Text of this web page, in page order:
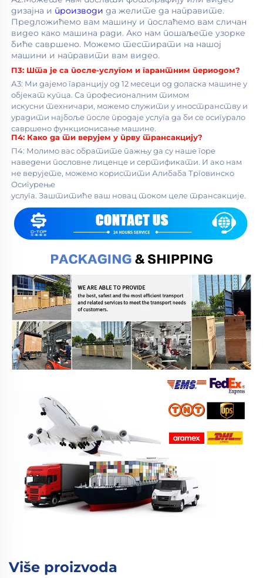
дизајна и производи да желите да направите.
Предложићемо вам машину и послаћемо вам сличан
видео како машина ради. Ако нам пошаљете узорке
биће савршено. Можемо тестирати на нашој
машини и направити вам видео.
П3: Шта је са после-услугом и гарантним периодом?
А3: Ми дајемо гаранцију од 12 месеци од доласка машине у
објекат купца. Са професионалним тимом
искусни техничари, можемо служити у иностранству и
урадити најбоље после продаје услуга да би се осигурало
савршено функционисање машине.
П4: Како да ти верујем у прву трансакцију?
П4: Молимо вас обратите пажњу да су наше горе
наведени пословне лиценце и сертификати. И ако нам
не верујете, можемо користити Алибаба Трговинско
Осигурење
услуга. Заштитиће ваш новац током целе трансакције.
Više proizvoda